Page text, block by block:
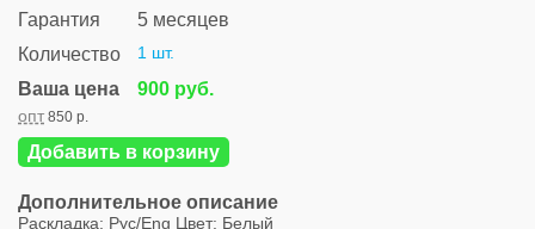
Гарантия
5 месяцев
Количество
1 шт.
Ваша цена 900 руб.
опт 850 р.
Добавить в корзину
Дополнительное описание
Раскладка: Рус/Eng Цвет: Белый